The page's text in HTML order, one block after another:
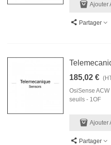
Ajouter
Partager
185,02 €
OsiSense
seuils - 1OF
Ajouter
Partager